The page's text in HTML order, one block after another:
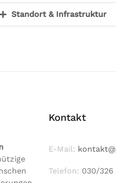
Standort & Infrastruktur
Kontakt
E-Mail:
Telefon: 030/326